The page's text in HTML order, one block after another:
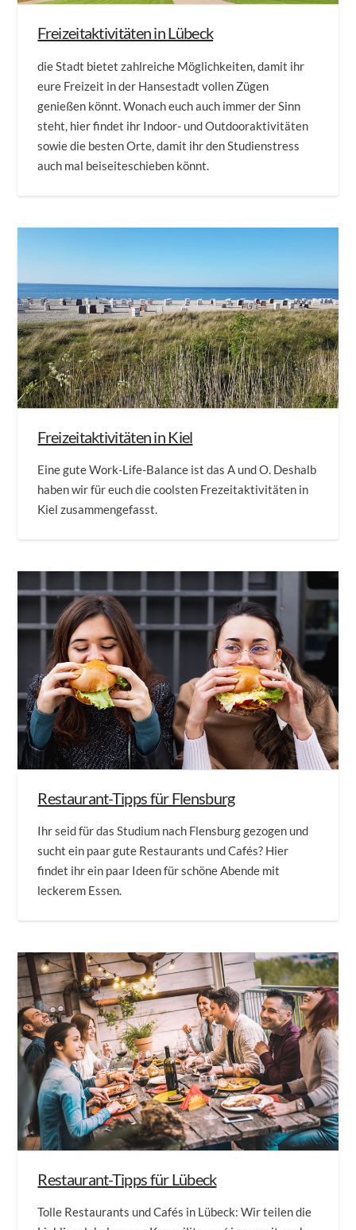
Freizeitaktivitäten in Lübeck
die Stadt bietet zahlreiche Möglichkeiten, damit ihr
eure Freizeit in der Hansestadt vollen Zügen
genießen könnt. Wonach euch auch immer der Sinn
steht, hier findet ihr Indoor- und Outdooraktivitäten
sowie die besten Orte, damit ihr den Studienstress
auch mal beiseiteschieben könnt.
Freizeitaktivitäten in Kiel
Eine gute Work-Life-Balance ist das A und O. Deshalb
haben wir für euch die coolsten Frezeitaktivitäten in
Kiel zusammengefasst.
Restaurant-Tipps für Flensburg
Ihr seid für das Studium nach Flensburg gezogen und
sucht ein paar gute Restaurants und Cafés? Hier
findet ihr ein paar Ideen für schöne Abende mit
leckerem Essen.
Restaurant-Tipps für Lübeck
Tolle Restaurants und Cafés in Lübeck: Wir teilen die